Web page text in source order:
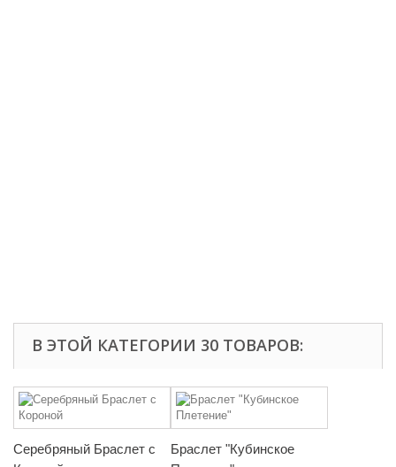
В ЭТОЙ КАТЕГОРИИ 30 ТОВАРОВ:
Серебряный Браслет с
Браслет "Кубинское